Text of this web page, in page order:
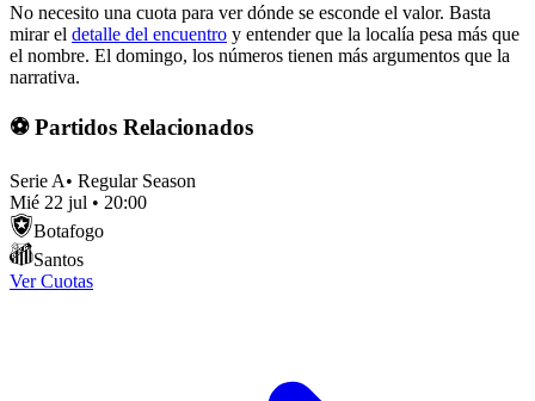
No necesito una cuota para ver dónde se esconde el valor. Basta
mirar el detalle del encuentro y entender que la localía pesa más que
el nombre. El domingo, los números tienen más argumentos que la
narrativa.
⚽ Partidos Relacionados
Serie A• Regular Season
Mié 22 jul • 20:00
Botafogo
Santos
Ver Cuotas